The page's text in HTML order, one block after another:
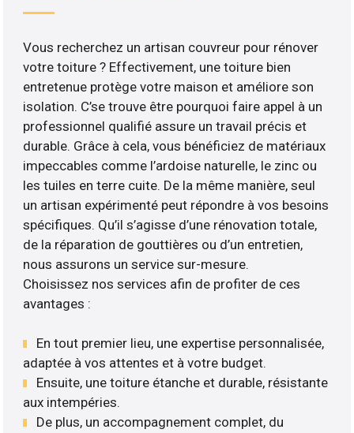
Vous recherchez un artisan couvreur pour rénover
votre toiture ? Effectivement, une toiture bien
entretenue protège votre maison et améliore son
isolation. C’se trouve être pourquoi faire appel à un
professionnel qualifié assure un travail précis et
durable. Grâce à cela, vous bénéficiez de matériaux
impeccables comme l’ardoise naturelle, le zinc ou
les tuiles en terre cuite. De la même manière, seul
un artisan expérimenté peut répondre à vos besoins
spécifiques. Qu’il s’agisse d’une rénovation totale,
de la réparation de gouttières ou d’un entretien,
nous assurons un service sur-mesure.
Choisissez nos services afin de profiter de ces
avantages :
En tout premier lieu, une expertise personnalisée,
adaptée à vos attentes et à votre budget.
Ensuite, une toiture étanche et durable, résistante
aux intempéries.
De plus, un accompagnement complet, du